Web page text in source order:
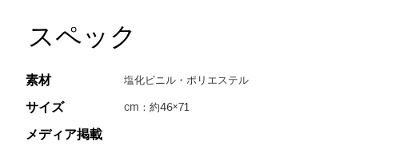
スペック
素材 塩化ビニル・ポリエステル
サイズ cm：約46×71
メディア掲載